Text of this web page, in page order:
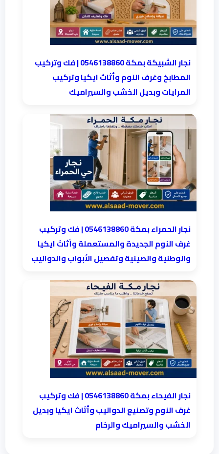
نجار الشبيكة بمكة 0546138860⁩ | فك وتركيب
المطابخ وغرف النوم وأثاث ايكيا وتركيب
المرايات وبديل الخشب والسيراميك
نجار الحمراء بمكة 0546138860⁩ | فك وتركيب
غرف النوم الجديدة والمستعملة وأثاث ايكيا
والوطنية والصينية وتفصيل الأبواب والدواليب
نجار الفيحاء بمكة 0546138860⁩ | فك وتركيب
غرف النوم وتصنيع الدواليب وأثاث ايكيا وبديل
الخشب والسيراميك والرخام